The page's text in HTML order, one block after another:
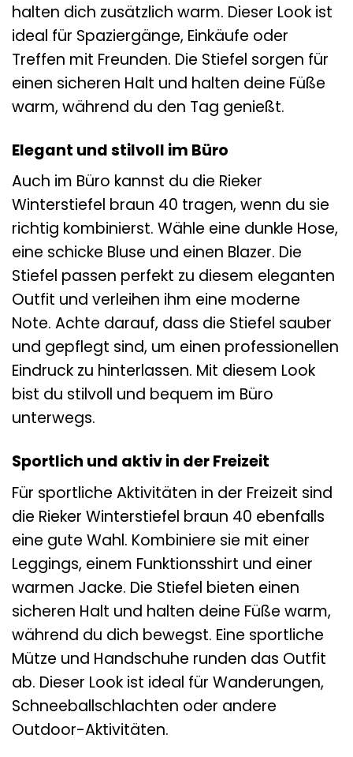
halten dich zusätzlich warm. Dieser Look ist
ideal für Spaziergänge, Einkäufe oder
Treffen mit Freunden. Die Stiefel sorgen für
einen sicheren Halt und halten deine Füße
warm, während du den Tag genießt.
Elegant und stilvoll im Büro
Auch im Büro kannst du die Rieker
Winterstiefel braun 40 tragen, wenn du sie
richtig kombinierst. Wähle eine dunkle Hose,
eine schicke Bluse und einen Blazer. Die
Stiefel passen perfekt zu diesem eleganten
Outfit und verleihen ihm eine moderne
Note. Achte darauf, dass die Stiefel sauber
und gepflegt sind, um einen professionellen
Eindruck zu hinterlassen. Mit diesem Look
bist du stilvoll und bequem im Büro
unterwegs.
Sportlich und aktiv in der Freizeit
Für sportliche Aktivitäten in der Freizeit sind
die Rieker Winterstiefel braun 40 ebenfalls
eine gute Wahl. Kombiniere sie mit einer
Leggings, einem Funktionsshirt und einer
warmen Jacke. Die Stiefel bieten einen
sicheren Halt und halten deine Füße warm,
während du dich bewegst. Eine sportliche
Mütze und Handschuhe runden das Outfit
ab. Dieser Look ist ideal für Wanderungen,
Schneeballschlachten oder andere
Outdoor-Aktivitäten.